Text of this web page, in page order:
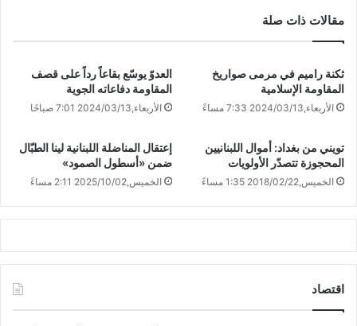
مقالات ذات صلة
ثكنة ‏راميم في مرمى صواريخ
المقاومة الإسلامية
الأربعاء,2024/03/13 7:33 مساءً
العدوّ يوسّع بقاعاً رداً على قصف
المقاومة دفاعاته الجوية
الأربعاء,2024/03/13 7:01 صباحًا
تويني من بغداد: أموال اللبنانيين
المحجوزة تتصدّر الأولويات
الخميس,2018/02/22 1:35 مساءً
إعتقال المناضلة اللبنانية لينا الطبّال
ضمن «أسطول الصمود»
الخميس,2025/10/02 2:11 مساءً
اقتصاد